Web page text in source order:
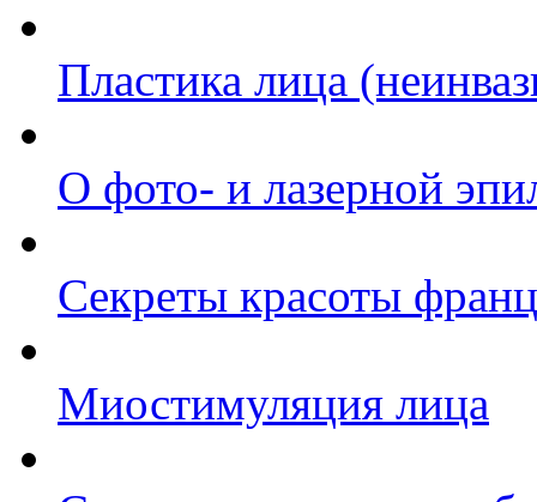
Пластика лица
О фото- и лазерной
Секреты красоты
Миостимуляция лица